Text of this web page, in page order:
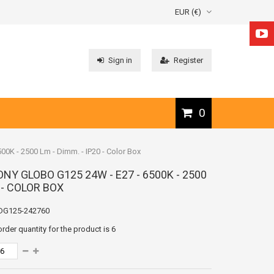
EUR (€)
Sign in Register
0
- 2500 Lm - Dimm. - IP20 - Color Box
GLOBO G125 24W - E27 - 6500K - 2500
COLOR BOX
242760
quantity for the product is6